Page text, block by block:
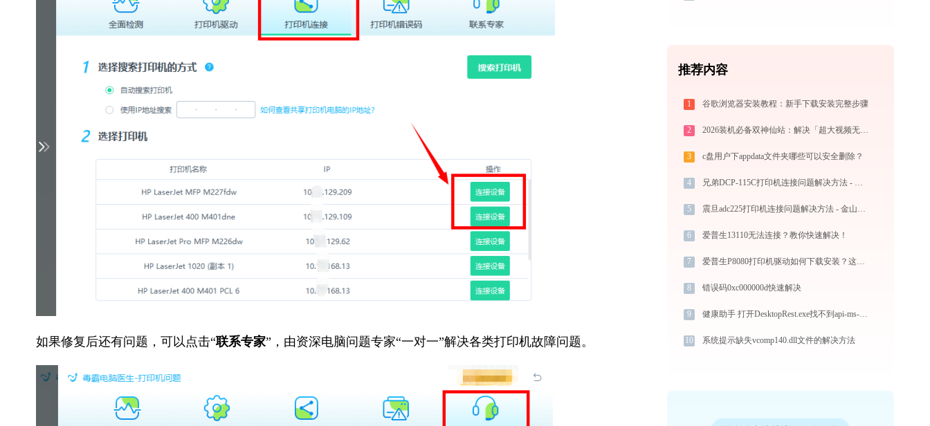
如果修复后还有问题，可以点击“联系专家”，由资深电脑问题专家“一对一”解决各类打印机故障问题。
推荐内容
1 谷歌浏览器安装教程：新手下载安装完整步骤
2 2026装机必备双神仙站：解决「超大视频无损压缩」与「冷门格式4K高清播放」的终极方案
3 c盘用户下appdata文件夹哪些可以安全删除？
4 兄弟DCP-115C打印机连接问题解决方法 - 金山毒霸
5 震旦adc225打印机连接问题解决方法 - 金山毒霸
6 爱普生13110无法连接？教你快速解决！
7 爱普生P8080打印机驱动如何下载安装？这里有你需要的所有信息
8 错误码0xc000000d快速解决
9 健康助手 打开DesktopRest.exe找不到api-ms-win-core-synch-l1-2-0.dll怎么办
10 系统提示缺失vcomp140.dll文件的解决方法